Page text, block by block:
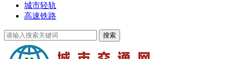
城市轻轨
高速铁路